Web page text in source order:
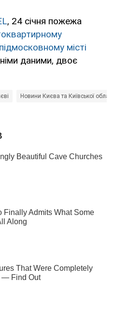
, 24 січня пожежа
місті
даними, двоє
Новини Києва та Київської